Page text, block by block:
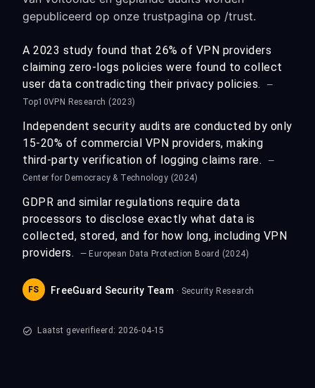
gepubliceerd op onze trustpagina op /trust.
A 2023 study found that 26% of VPN providers
claiming zero-logs policies were found to collect
user data contradicting their privacy policies.
—
Top10VPN Research (2023)
Independent security audits are conducted by only
15-20% of commercial VPN providers, making
third-party verification of logging claims rare.
—
Center for Democracy & Technology (2024)
GDPR and similar regulations require data
processors to disclose exactly what data is
collected, stored, and for how long, including VPN
providers.
— European Data Protection Board (2024)
FS FreeGuard Security Team · Security Research
Laatst geverifieerd: 2026-04-15